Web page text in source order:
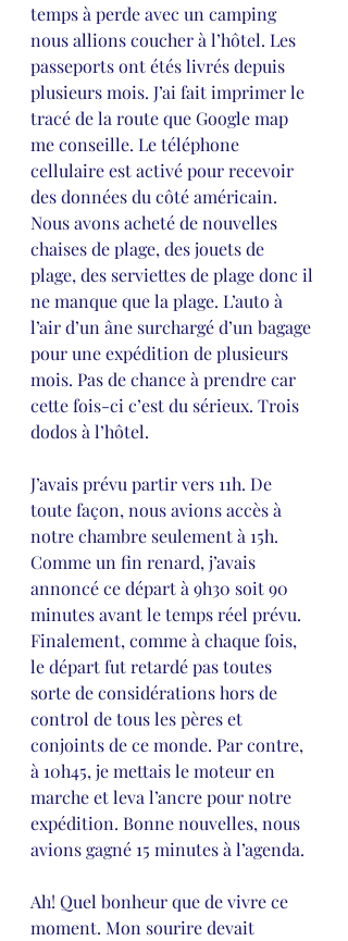
temps à perde avec un camping
nous allions coucher à l’hôtel. Les
passeports ont étés livrés depuis
plusieurs mois. J’ai fait imprimer le
tracé de la route que Google map
me conseille. Le téléphone
cellulaire est activé pour recevoir
des données du côté américain.
Nous avons acheté de nouvelles
chaises de plage, des jouets de
plage, des serviettes de plage donc il
ne manque que la plage. L’auto à
l’air d’un âne surchargé d’un bagage
pour une expédition de plusieurs
mois. Pas de chance à prendre car
cette fois-ci c’est du sérieux. Trois
dodos à l’hôtel.
J’avais prévu partir vers 11h. De
toute façon, nous avions accès à
notre chambre seulement à 15h.
Comme un fin renard, j’avais
annoncé ce départ à 9h30 soit 90
minutes avant le temps réel prévu.
Finalement, comme à chaque fois,
le départ fut retardé pas toutes
sorte de considérations hors de
control de tous les pères et
conjoints de ce monde. Par contre,
à 10h45, je mettais le moteur en
marche et leva l’ancre pour notre
expédition. Bonne nouvelles, nous
avions gagné 15 minutes à l’agenda.
Ah! Quel bonheur que de vivre ce
moment. Mon sourire devait